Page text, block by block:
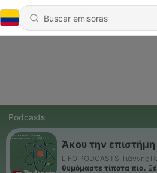
Podcasts
Άκου την επιστήμη
LIFO PODCASTS, Γιάννης
θυμόμαστε τίποτα πια.